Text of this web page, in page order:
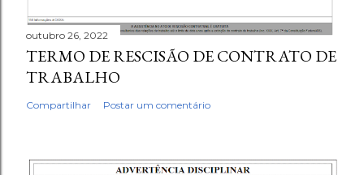
outubro 26, 2022
TERMO DE RESCISÃO DE CONTRATO DE
TRABALHO
Compartilhar Postar um comentário